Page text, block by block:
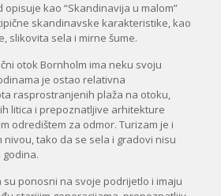
kao “Skandinavija u malom”
skandinavske karakteristike, kao
slikovita sela i mirne šume.
otok Bornholm ima neku svoju
je ostao relativna
rasprostranjenih plaža na otoku,
litica i prepoznatljive arhitekture
odredištem za odmor. Turizam je i
tako da se sela i gradovi nisu
su ponosni na svoje podrijetlo i imaju